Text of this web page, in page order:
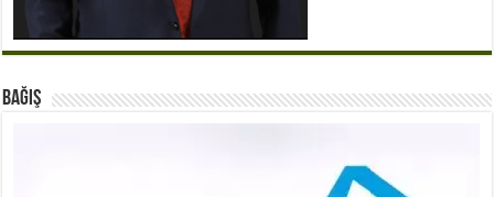
BAĞIŞ